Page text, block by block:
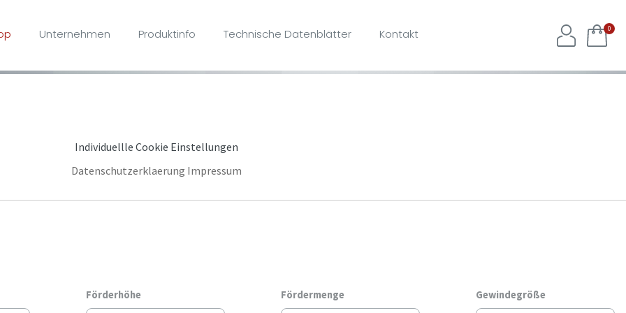
während andere uns helfen, unseren Service laufend für Sie zu verbessern.
Individuellle Cookie Einstellungen
Datenschutzerklaerung Impressum
Unternehmen Produktinfo Technische Datenblätter Kontakt 0
Förderhöhe Fördermenge Gewindegröße